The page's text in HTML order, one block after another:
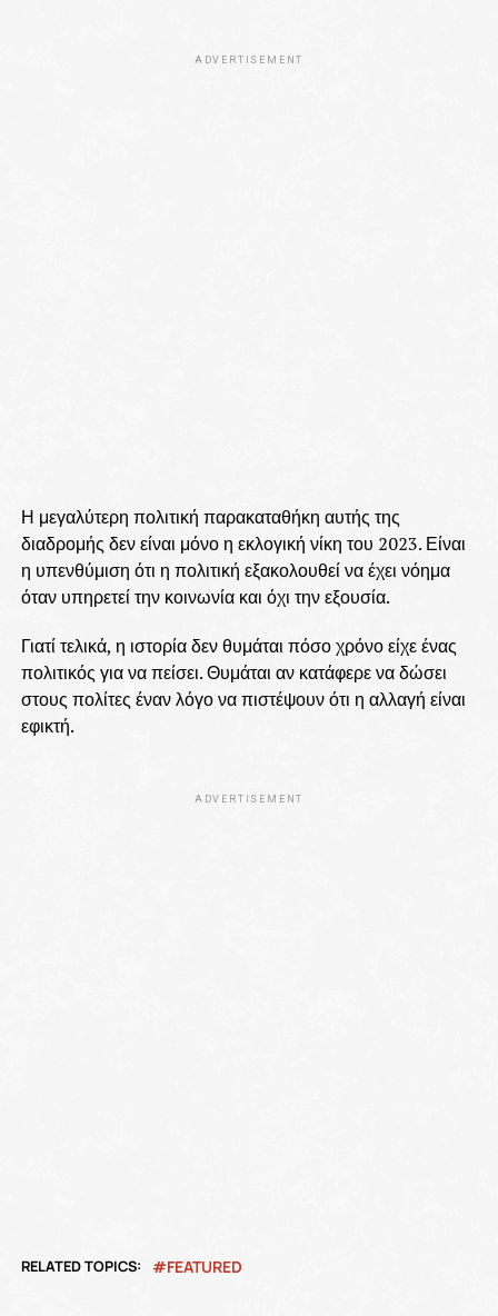
ADVERTISEMENT
Η μεγαλύτερη πολιτική παρακαταθήκη αυτής της
διαδρομής δεν είναι μόνο η εκλογική νίκη του 2023. Είναι
η υπενθύμιση ότι η πολιτική εξακολουθεί να έχει νόημα
όταν υπηρετεί την κοινωνία και όχι την εξουσία.
Γιατί τελικά, η ιστορία δεν θυμάται πόσο χρόνο είχε ένας
πολιτικός για να πείσει. Θυμάται αν κατάφερε να δώσει
στους πολίτες έναν λόγο να πιστέψουν ότι η αλλαγή είναι
εφικτή.
ADVERTISEMENT
RELATED TOPICS: FEATURED